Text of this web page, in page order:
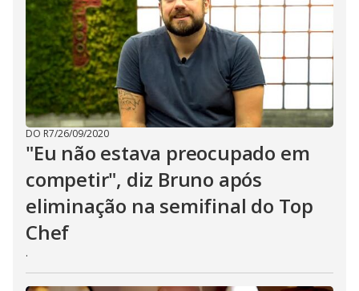
DO R7/26/09/2020
"Eu não estava preocupado em
competir", diz Bruno após
eliminação na semifinal do Top
Chef
.